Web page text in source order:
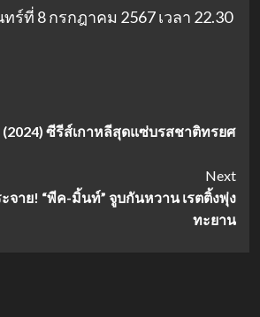
ร์ที่ 8 กรกฎาคม 2567 เวลา 22.30
(2024) ซีรีส์เกาหลีสุดแซ่บรสชาติทรยศ
Next
จาย! “พีค-มิ้นท์” จูบกันหวาน เรตติ้งพุ่ง
ทะยาน